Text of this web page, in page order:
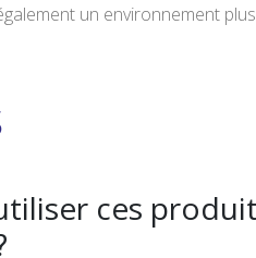
un environnement
ces